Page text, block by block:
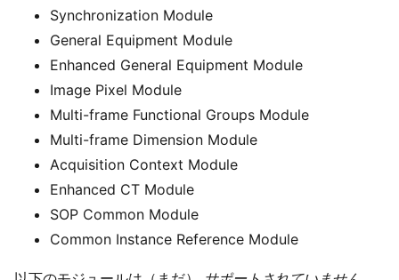
Synchronization Module
General Equipment Module
Enhanced General Equipment Module
Image Pixel Module
Multi-frame Functional Groups Module
Multi-frame Dimension Module
Acquisition Context Module
Enhanced CT Module
SOP Common Module
Common Instance Reference Module